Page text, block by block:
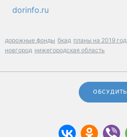
dorinfo.ru
дорожные фонды бкад планы на 2019 год
новгород нижегородская область
ОБСУДИТЬ